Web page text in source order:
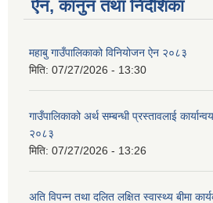
ऐन, कानुन तथा निर्देशिका
महाबु गाउँपालिकाको विनियोजन ऐन २०८३
मिति: 07/27/2026 - 13:30
गाउँपालिकाको अर्थ सम्बन्धी प्रस्तावलाई
२०८३
मिति: 07/27/2026 - 13:26
अति विपन्न तथा दलित लक्षित स्वास्थ्य बीमा